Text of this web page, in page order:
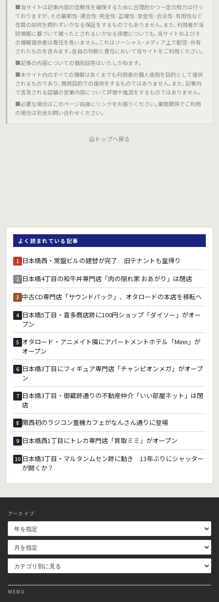
■当サイトは記事内容の信頼性を確保するために合理的かつ一定の努力は行っ
ておりますが､その最新性･適合性･完全性･正確性･安全性･合法性･有用性など
性質の如何を問わずいかなる保証をするものでもありません｡また､利用者が当
該情報に基づいて被ったとされるいかなる損害についても､当サイトおよびそ
の情報提供者は責任を負いません｡これはソーシャル･メディア上で配信･共有
されたものを含みます｡各自の判断と責任において当サイトをご利用ください｡
■記事の内容についての個別回答はいたしかねます｡
■本サイト内のすべての情報はあくまでも利用者の個人使用を目的として提供
されるものであり､商用目的での提供をするものではありません｡また､記事内
で言及される店舗の営業内容について評価や推奨をするものではありません｡
■必要な場合はこのページ自身にリンクをお張りください｡業務関係でご利用
の場合は別途お問い合わせください｡
トップへ戻る
よく読まれている記事
1 日本橋西・常盤ビルの建替が完了 旧テナントも里帰り
2 日本橋4丁目の和牛丼専門店「肉の隠れ家 おあがり」は閉店
3 中古CD専門店「サウンドパック」、オタロードの本店を移転へ
4 日本橋5丁目・喜多商店跡に100円ショップ「ダイソー」がオー
プン
5 オタロード・アニメイト隣にアパートメントホテル「Minn」が
オープン
6 日本橋3丁目にフィギュア専門店「チャンピオンメガ」がオープ
ン
7 日本橋3丁目・御蔵跡通りの不動産仲介「いい部屋ネット」は閉
店
8 関西初のラジコン重機カフェがなんさん通りに登場
9 日本橋西1丁目にトレカ専門店「買取ミミ」がオープン
10 日本橋3丁目・マルタンムセン跡に動き 13年ぶりにシャッター
が開くか？
アーカイブ
MENU